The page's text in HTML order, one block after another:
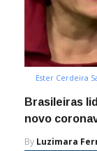
Brasileiras
novo
By Luzimara